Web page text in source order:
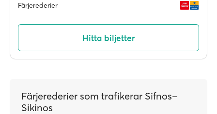
Färjerederier
Hitta biljetter
Färjerederier som trafikerar Sifnos–
Sikinos